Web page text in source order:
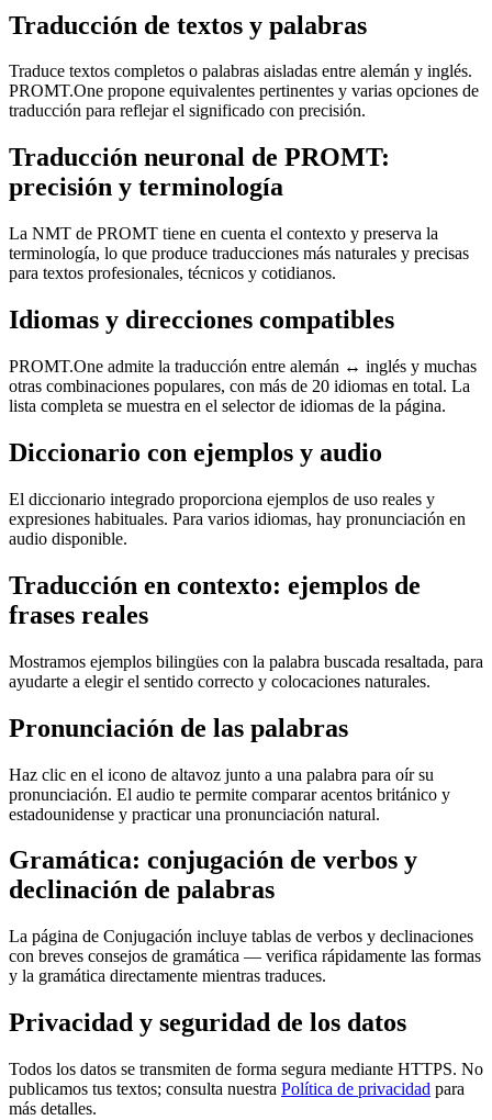
Traducción de textos y palabras
Traduce textos completos o palabras aisladas entre alemán y inglés.
PROMT.One propone equivalentes pertinentes y varias opciones de
traducción para reflejar el significado con precisión.
Traducción neuronal de PROMT:
precisión y terminología
La NMT de PROMT tiene en cuenta el contexto y preserva la
terminología, lo que produce traducciones más naturales y precisas
para textos profesionales, técnicos y cotidianos.
Idiomas y direcciones compatibles
PROMT.One admite la traducción entre alemán ↔ inglés y muchas
otras combinaciones populares, con más de 20 idiomas en total. La
lista completa se muestra en el selector de idiomas de la página.
Diccionario con ejemplos y audio
El diccionario integrado proporciona ejemplos de uso reales y
expresiones habituales. Para varios idiomas, hay pronunciación en
audio disponible.
Traducción en contexto: ejemplos de
frases reales
Mostramos ejemplos bilingües con la palabra buscada resaltada, para
ayudarte a elegir el sentido correcto y colocaciones naturales.
Pronunciación de las palabras
Haz clic en el icono de altavoz junto a una palabra para oír su
pronunciación. El audio te permite comparar acentos británico y
estadounidense y practicar una pronunciación natural.
Gramática: conjugación de verbos y
declinación de palabras
La página de Conjugación incluye tablas de verbos y declinaciones
con breves consejos de gramática — verifica rápidamente las formas
y la gramática directamente mientras traduces.
Privacidad y seguridad de los datos
Todos los datos se transmiten de forma segura mediante HTTPS. No
publicamos tus textos; consulta nuestra Política de privacidad para
más detalles.